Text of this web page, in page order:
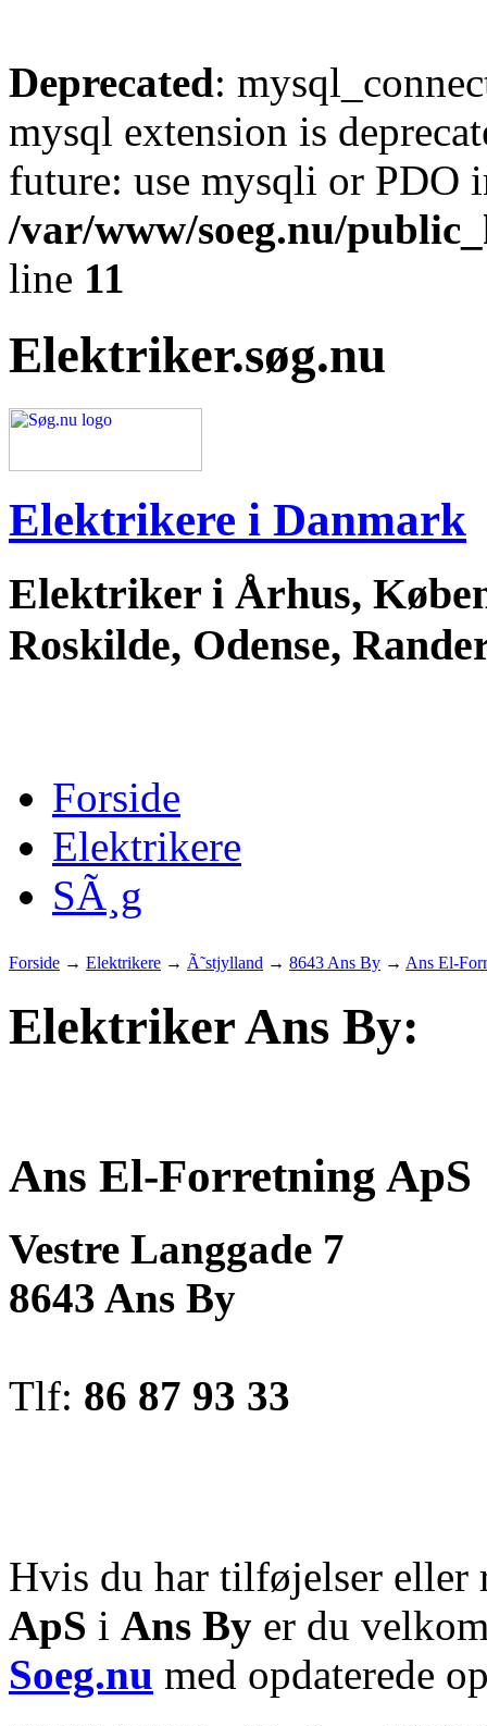
Deprecated:
mysql extension is
future: use mysqli or PDO
/var/www/soeg.nu/
line 11
Elektriker.søg.nu
Elektrikere i Danmark
Elektriker i Århus,
Roskilde, Odense,
Forside
Elektrikere
SÃ¸g
Forside → Elektrikere → Ã˜stjylland → 8643 Ans By → Ans El-
Elektriker Ans By:
Ans El-Forretning ApS
Vestre Langgade 7
8643 Ans By
Tlf: 86 87 93 33
Hvis du har tilføjelser eller
ApS i Ans By er du
Soeg.nu med opdaterede